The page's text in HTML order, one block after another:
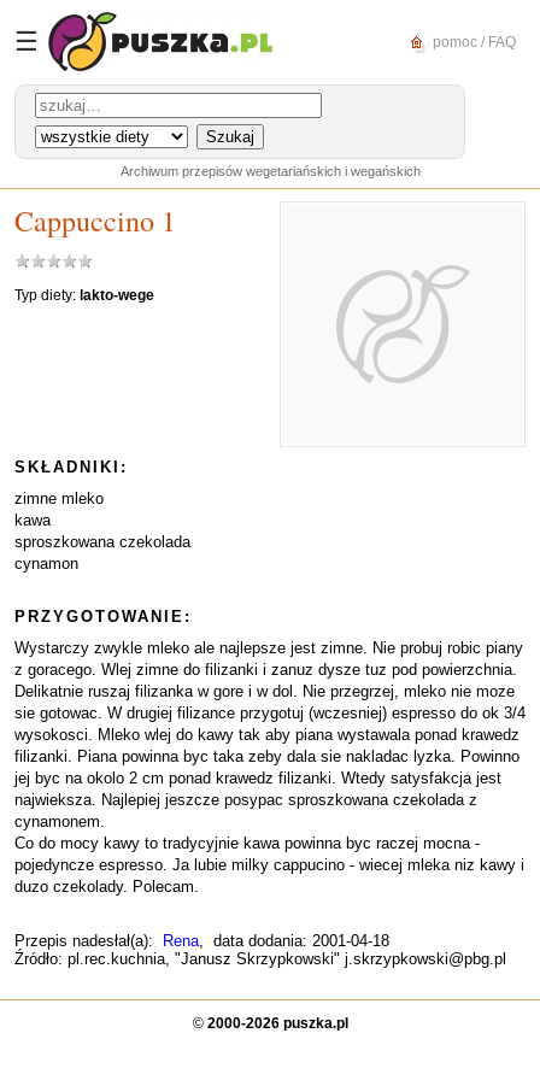
☰ pomoc / FAQ
Archiwum przepisów wegetariańskich i wegańskich
Cappuccino 1
Typ diety: lakto-wege
SKŁADNIKI:
zimne mleko
kawa
sproszkowana czekolada
cynamon
PRZYGOTOWANIE:
Wystarczy zwykle mleko ale najlepsze jest zimne. Nie probuj robic piany
z goracego. Wlej zimne do filizanki i zanuz dysze tuz pod powierzchnia.
Delikatnie ruszaj filizanka w gore i w dol. Nie przegrzej, mleko nie moze
sie gotowac. W drugiej filizance przygotuj (wczesniej) espresso do ok 3/4
wysokosci. Mleko wlej do kawy tak aby piana wystawala ponad krawedz
filizanki. Piana powinna byc taka zeby dala sie nakladac lyzka. Powinno
jej byc na okolo 2 cm ponad krawedz filizanki. Wtedy satysfakcja jest
najwieksza. Najlepiej jeszcze posypac sproszkowana czekolada z
cynamonem.
Co do mocy kawy to tradycyjnie kawa powinna byc raczej mocna -
pojedyncze espresso. Ja lubie milky cappucino - wiecej mleka niz kawy i
duzo czekolady. Polecam.
Przepis nadesłał(a): Rena, data dodania: 2001-04-18
Źródło: pl.rec.kuchnia, "Janusz Skrzypkowski" j.skrzypkowski@pbg.pl
© 2000-2026 puszka.pl